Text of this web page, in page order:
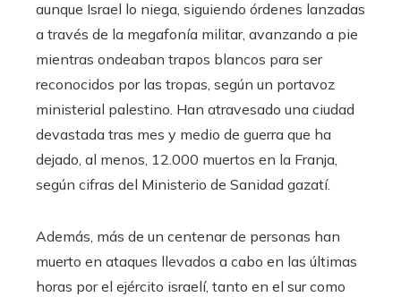
aunque Israel lo niega, siguiendo órdenes lanzadas
a través de la megafonía militar, avanzando a pie
mientras ondeaban trapos blancos para ser
reconocidos por las tropas, según un portavoz
ministerial palestino. Han atravesado una ciudad
devastada tras mes y medio de guerra que ha
dejado, al menos, 12.000 muertos en la Franja,
según cifras del Ministerio de Sanidad gazatí.
Además, más de un centenar de personas han
muerto en ataques llevados a cabo en las últimas
horas por el ejército israelí, tanto en el sur como